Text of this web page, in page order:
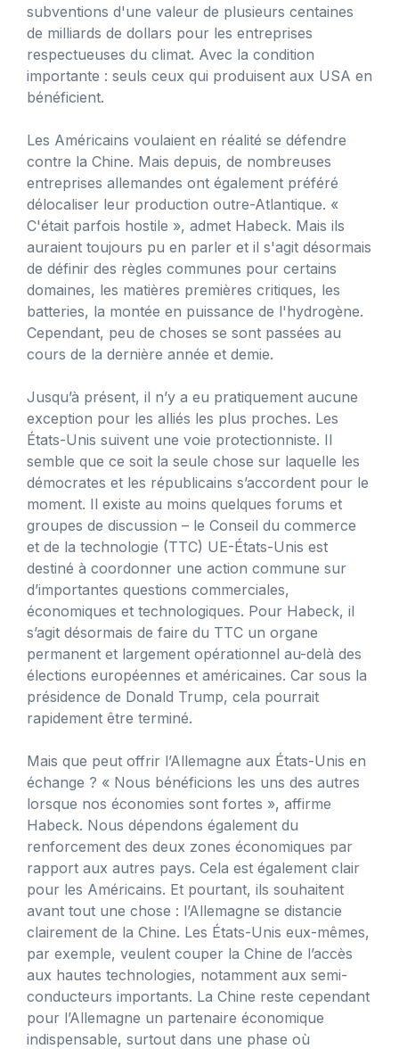
subventions d'une valeur de plusieurs centaines
de milliards de dollars pour les entreprises
respectueuses du climat. Avec la condition
importante : seuls ceux qui produisent aux USA en
bénéficient.
Les Américains voulaient en réalité se défendre
contre la Chine. Mais depuis, de nombreuses
entreprises allemandes ont également préféré
délocaliser leur production outre-Atlantique. «
C'était parfois hostile », admet Habeck. Mais ils
auraient toujours pu en parler et il s'agit désormais
de définir des règles communes pour certains
domaines, les matières premières critiques, les
batteries, la montée en puissance de l'hydrogène.
Cependant, peu de choses se sont passées au
cours de la dernière année et demie.
Jusqu’à présent, il n’y a eu pratiquement aucune
exception pour les alliés les plus proches. Les
États-Unis suivent une voie protectionniste. Il
semble que ce soit la seule chose sur laquelle les
démocrates et les républicains s’accordent pour le
moment. Il existe au moins quelques forums et
groupes de discussion – le Conseil du commerce
et de la technologie (TTC) UE-États-Unis est
destiné à coordonner une action commune sur
d’importantes questions commerciales,
économiques et technologiques. Pour Habeck, il
s’agit désormais de faire du TTC un organe
permanent et largement opérationnel au-delà des
élections européennes et américaines. Car sous la
présidence de Donald Trump, cela pourrait
rapidement être terminé.
Mais que peut offrir l’Allemagne aux États-Unis en
échange ? « Nous bénéficions les uns des autres
lorsque nos économies sont fortes », affirme
Habeck. Nous dépendons également du
renforcement des deux zones économiques par
rapport aux autres pays. Cela est également clair
pour les Américains. Et pourtant, ils souhaitent
avant tout une chose : l’Allemagne se distancie
clairement de la Chine. Les États-Unis eux-mêmes,
par exemple, veulent couper la Chine de l’accès
aux hautes technologies, notamment aux semi-
conducteurs importants. La Chine reste cependant
pour l’Allemagne un partenaire économique
indispensable, surtout dans une phase où